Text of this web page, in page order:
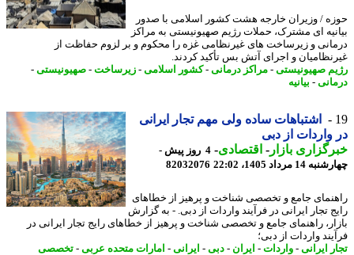
/ وزیران خارجه هشت کشور اسلامی با صدور
ای مشترک، حملات رژیم صهیونیستی به مراکز
و زیرساخت های غیرنظامی غزه را محکوم و بر لزوم حفاظت از
و اجرای آتش بس تأکید کردند.
صهیونیستی-مراکز درمانی-کشور اسلامی-زیرساخت-صهیونیستی-
-بیانیه
اشتباهات ساده ولی مهم تجار ایرانی
از دبی
بازار- اقتصادی- 4 روز پیش -
مرداد 1405، 22:02
82032076
جامع و تخصصی شناخت و پرهیز از خطاهای
تجار ایرانی در فرآیند واردات از دبی. - به گزارش
راهنمای جامع و تخصصی شناخت و پرهیز از خطاهای رایج تجار ایرانی در
واردات از دبی؛
ایرانی- واردات - ایران - دبی -ایرانی- امارات متحده عربی- تخصصی